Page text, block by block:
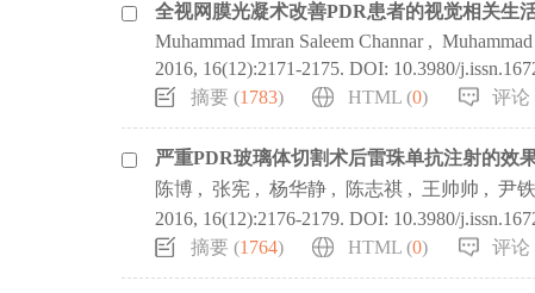
全视网膜光凝术改善PDR患者的视觉相关生
Muhammad Imran Saleem Channar ,
2016, 16(12):2171-2175. DOI: 10.3980/
摘要 (1783) HTML (0) 评论
严重PDR玻璃体切割术后雷珠单抗注射的效
陈博 , 张宪 , 杨华静 , 陈志祺 , 王帅帅 , 尹
2016, 16(12):2176-2179. DOI: 10.3980/
摘要 (1764) HTML (0) 评论